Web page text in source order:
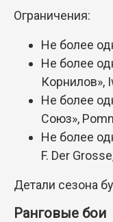
Ограничения:
Не более
Не более
Корнилов»,
Не более
Союз»,
Не более
F. Der
Детали сезона
Ранговые бои